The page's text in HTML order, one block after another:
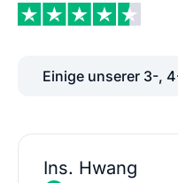
Einige unserer 3-,
Ins. Hwang